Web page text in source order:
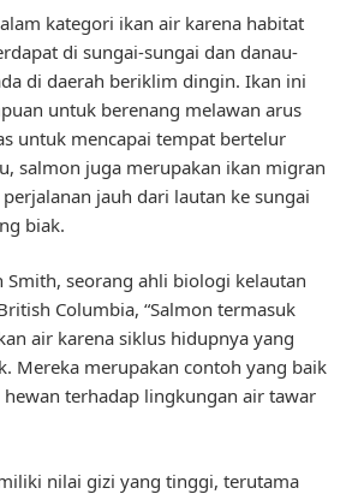
kategori ikan air karena habitat
di sungai-sungai dan danau-
di daerah beriklim dingin. Ikan ini
untuk berenang melawan arus
untuk mencapai tempat bertelur
salmon juga merupakan ikan migran
jauh dari lautan ke sungai
biak.
Smith, seorang ahli biologi kelautan
Columbia, “Salmon termasuk
air karena siklus hidupnya yang
Mereka merupakan contoh yang baik
terhadap lingkungan air tawar
nilai gizi yang tinggi, terutama